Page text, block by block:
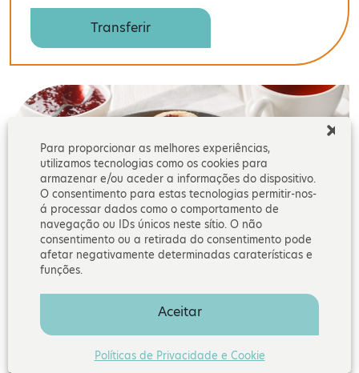
Para proporcionar as melhores experiências,
utilizamos tecnologias como os cookies para
armazenar e/ou aceder a informações do dispositivo.
O consentimento para estas tecnologias permitir-nos-
á processar dados como o comportamento de
navegação ou IDs únicos neste sítio. O não
consentimento ou a retirada do consentimento pode
afetar negativamente determinadas caraterísticas e
funções.
Aceitar
Políticas de Privacidade e Cookie
Transferir
Doces, geleias e recheios
Transferir